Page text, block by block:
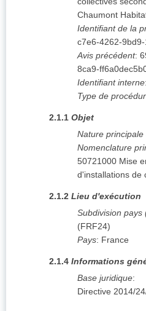
Chaumont
Identifiant de la
c7e6-4262-
Avis précédent:
8ca9-
Identifiant interne:
Type de
2.1.1 Objet
Nature
Nomenclature
50721000 Mise
d'installations de
2.1.2 Lieu d'exécution
Subdivision pays
(FRF24)
Pays: France
2.1.4 Informations
Base juridique:
Directive 2014/